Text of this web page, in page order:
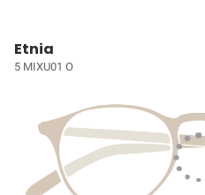
Etnia
5 MIXU01 O